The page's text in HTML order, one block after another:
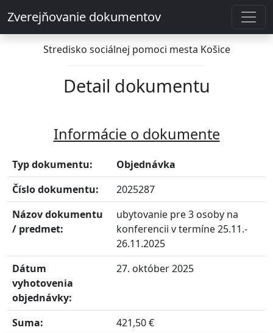
Zverejňovanie dokumentov
Stredisko sociálnej pomoci mesta Košice
Detail dokumentu
Informácie o dokumente
Typ dokumentu:
Objednávka
Číslo dokumentu:
2025287
Názov dokumentu
/ predmet:
ubytovanie pre 3 osoby na
konferencii v termíne 25.11.-
26.11.2025
Dátum
vyhotovenia
objednávky:
27. október 2025
Suma:
421,50 €